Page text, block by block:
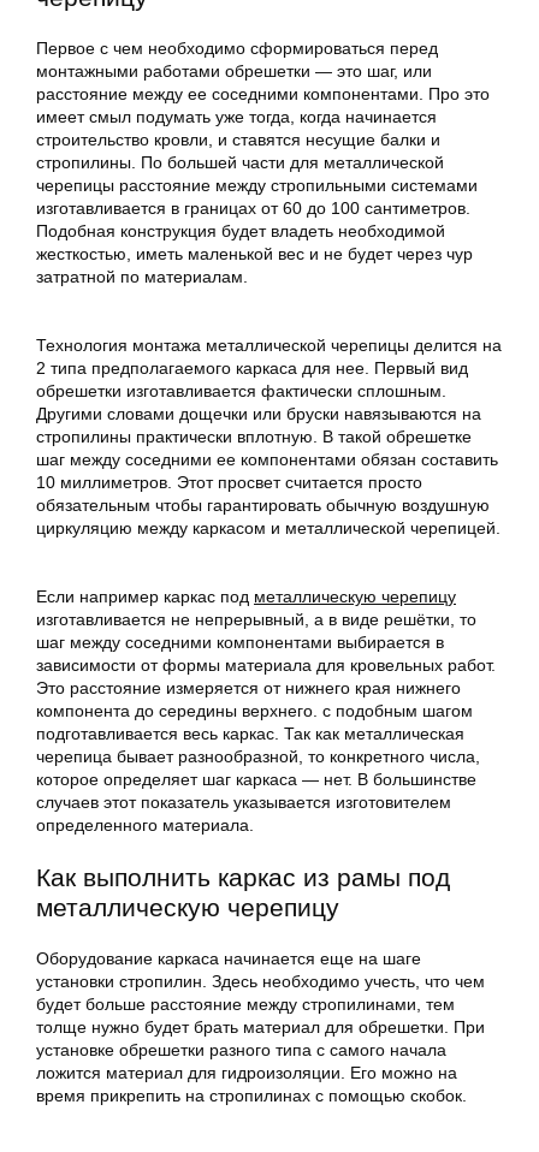
Первое с чем необходимо сформироваться перед
монтажными работами обрешетки — это шаг, или
расстояние между ее соседними компонентами. Про это
имеет смыл подумать уже тогда, когда начинается
строительство кровли, и ставятся несущие балки и
стропилины. По большей части для металлической
черепицы расстояние между стропильными системами
изготавливается в границах от 60 до 100 сантиметров.
Подобная конструкция будет владеть необходимой
жесткостью, иметь маленькой вес и не будет через чур
затратной по материалам.
Технология монтажа металлической черепицы делится на
2 типа предполагаемого каркаса для нее. Первый вид
обрешетки изготавливается фактически сплошным.
Другими словами дощечки или бруски навязываются на
стропилины практически вплотную. В такой обрешетке
шаг между соседними ее компонентами обязан составить
10 миллиметров. Этот просвет считается просто
обязательным чтобы гарантировать обычную воздушную
циркуляцию между каркасом и металлической черепицей.
Если например каркас под металлическую черепицу
изготавливается не непрерывный, а в виде решётки, то
шаг между соседними компонентами выбирается в
зависимости от формы материала для кровельных работ.
Это расстояние измеряется от нижнего края нижнего
компонента до середины верхнего. с подобным шагом
подготавливается весь каркас. Так как металлическая
черепица бывает разнообразной, то конкретного числа,
которое определяет шаг каркаса — нет. В большинстве
случаев этот показатель указывается изготовителем
определенного материала.
Как выполнить каркас из рамы под
металлическую черепицу
Оборудование каркаса начинается еще на шаге
установки стропилин. Здесь необходимо учесть, что чем
будет больше расстояние между стропилинами, тем
толще нужно будет брать материал для обрешетки. При
установке обрешетки разного типа с самого начала
ложится материал для гидроизоляции. Его можно на
время прикрепить на стропилинах с помощью скобок.